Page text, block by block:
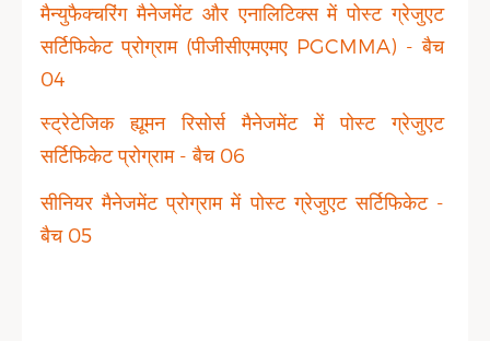
मैन्युफैक्चरिंग मैनेजमेंट और एनालिटिक्स में पोस्ट ग्रेजुएट
सर्टिफिकेट प्रोग्राम (पीजीसीएमएमए PGCMMA) - बैच
04
स्ट्रेटेजिक ह्यूमन रिसोर्स मैनेजमेंट में पोस्ट ग्रेजुएट
सर्टिफिकेट प्रोग्राम - बैच 06
सीनियर मैनेजमेंट प्रोग्राम में पोस्ट ग्रेजुएट सर्टिफिकेट -
बैच 05